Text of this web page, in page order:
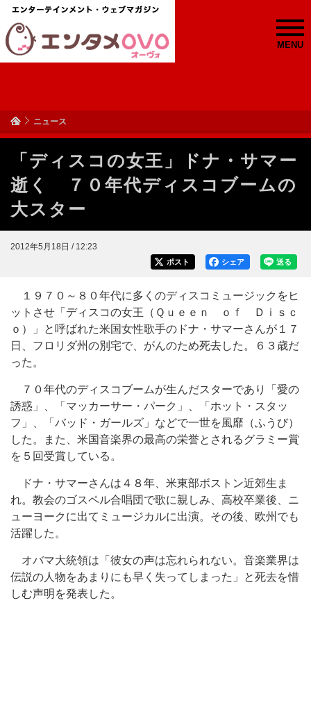
MENU
ニュース
「ディスコの女王」ドナ・サマー
逝く ７０年代ディスコブームの
大スター
2012年5月18日 / 12:23
送る
シェア
ポスト
１９７０～８０年代に多くのディスコミュージックをヒ
ットさせ「ディスコの女王（Ｑｕｅｅｎ ｏｆ Ｄｉｓｃ
ｏ）」と呼ばれた米国女性歌手のドナ・サマーさんが１７
日、フロリダ州の別宅で、がんのため死去した。６３歳だ
った。
７０年代のディスコブームが生んだスターであり「愛の
誘惑」、「マッカーサー・パーク」、「ホット・スタッ
フ」、「バッド・ガールズ」などで一世を風靡（ふうび）
した。また、米国音楽界の最高の栄誉とされるグラミー賞
を５回受賞している。
ドナ・サマーさんは４８年、米東部ボストン近郊生ま
れ。教会のゴスペル合唱団で歌に親しみ、高校卒業後、ニ
ューヨークに出てミュージカルに出演。その後、欧州でも
活躍した。
オバマ大統領は「彼女の声は忘れられない。音楽業界は
伝説の人物をあまりにも早く失ってしまった」と死去を惜
しむ声明を発表した。